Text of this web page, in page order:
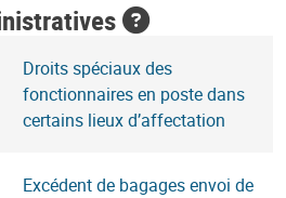
Droits spéciaux des
fonctionnaires en poste dans
certains lieux d’affectation
Excédent de bagages envoi de